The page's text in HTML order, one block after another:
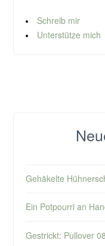
Schreib mir
Unterstütze mich
Gehäkelte
Ein Potpourri an
Gestrickt: Pullover